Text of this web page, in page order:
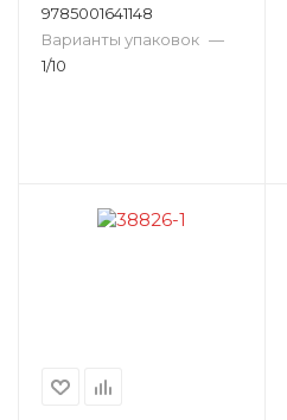
9785001641148
Варианты упаковок —
1/10